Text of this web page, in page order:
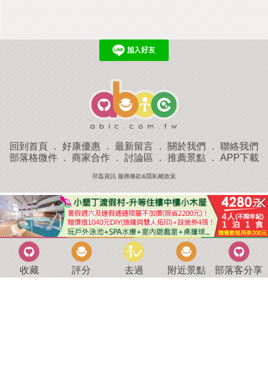
回到首頁 ． 好康優惠 ． 最新留言 ． 關於我們 ． 聯絡我們
部落格微件． 商家合作． 討論區 ． 推薦景點． APP下載
羿磊資訊 服務條款&隱私權政策
收藏 評分 去過 附近景點 部落客分享